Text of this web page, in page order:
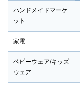
ハンドメイドマーケ
ット
家電
ベビーウェア/キッズ
ウェア